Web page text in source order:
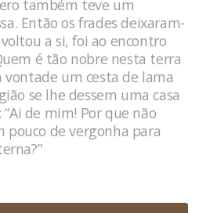
também teve um
Então os frades deixaram-
a si, foi ao encontro
é tão nobre nesta terra
vontade um cesta de lama
se lhe dessem uma casa
“Ai de mim! Por que não
de vergonha para